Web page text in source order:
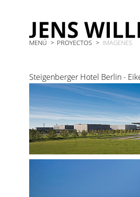
MENÚ PROYECTOS IMAGENES
Steigenberger Hotel Berlin -